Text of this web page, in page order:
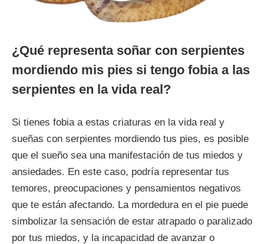
¿Qué representa soñar con serpientes
mordiendo mis pies si tengo fobia a las
serpientes en la vida real?
Si tienes fobia a estas criaturas en la vida real y
sueñas con serpientes mordiendo tus pies, es posible
que el sueño sea una manifestación de tus miedos y
ansiedades. En este caso, podría representar tus
temores, preocupaciones y pensamientos negativos
que te están afectando. La mordedura en el pie puede
simbolizar la sensación de estar atrapado o paralizado
por tus miedos, y la incapacidad de avanzar o